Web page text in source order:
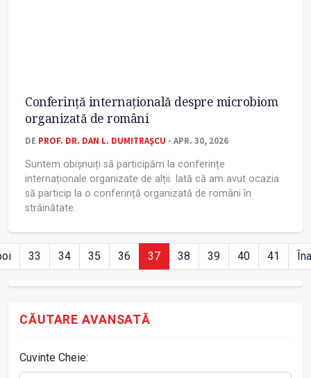
Conferință internațională despre microbiom
organizată de români
DE PROF. DR. DAN L. DUMITRAŞCU - APR. 30, 2026
Suntem obișnuiți să participăm la conferințe
internaționale organizate de alții. Iată că am avut ocazia
să particip la o conferință organizată de români în
străinătate.
33 34 35 36 37 38 39 40 41
CĂUTARE AVANSATĂ
Cuvinte Cheie: